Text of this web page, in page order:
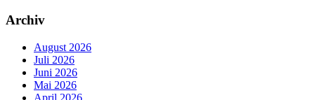
Archiv
August 2026
Juli 2026
Juni 2026
Mai 2026
April 2026